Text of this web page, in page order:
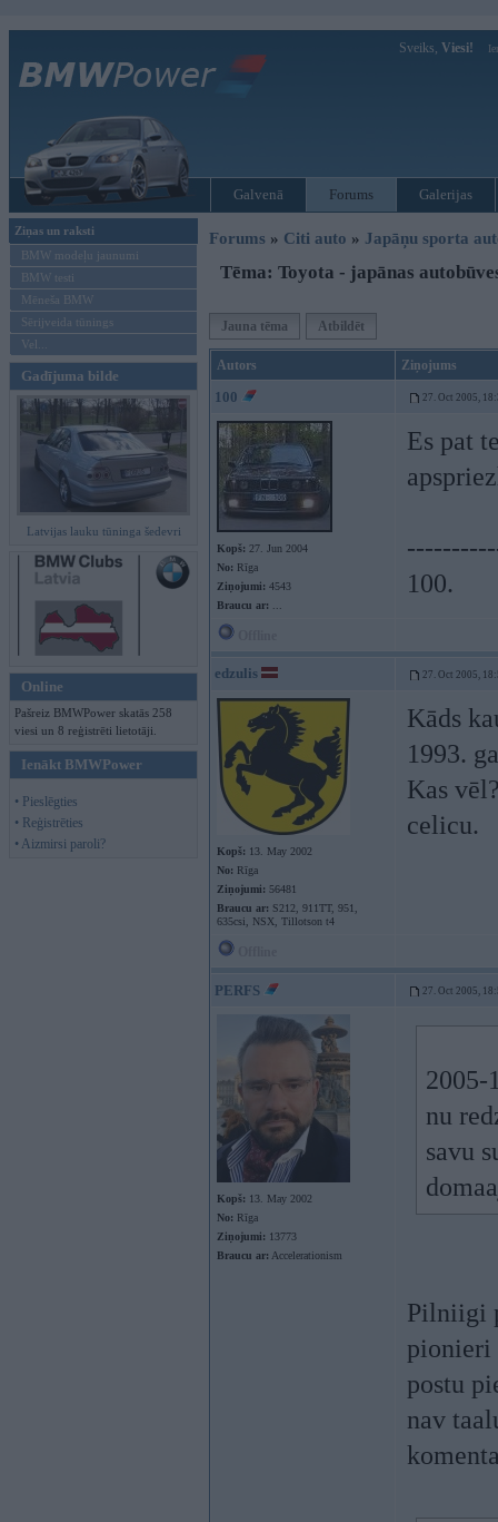
Sveiks, Viesi!
Galvenā Forums Galerijas
Ziņas un raksti
BMW modeļu jaunumi
BMW testi
Mēneša BMW
Sērijveida tūnings
Vel...
Gadījuma bilde
Latvijas lauku tūninga šedevri
Online
Pašreiz BMWPower skatās 258
viesi un 8 reģistrēti lietotāji.
Ienākt BMWPower
• Pieslēgties
• Reģistrēties
• Aizmirsi paroli?
Forums » Citi auto » Japāņu sporta
Tēma: Toyota - japānas
Jauna tēma Atbildēt
Autors Ziņojums
100 27. Oct 2005,
Kopš: 27. Jun 2004
No: Rīga
Ziņojumi: 4543
Braucu ar:
Es pat
100.
edzulis 27. Oct 2005,
Kopš: 13. May 2002
No: Rīga
Ziņojumi: 56481
Braucu ar: S212, 911TT, 951,
635csi, NSX, Tillotson t4
Kāds
1993.
Kas
celicu.
PERFS 27. Oct 2005,
Kopš: 13. May 2002
No: Rīga
Ziņojumi: 13773
Braucu ar: Accelerationism
2005-
nu
savu
Pilniigi
pionieri
postu
nav